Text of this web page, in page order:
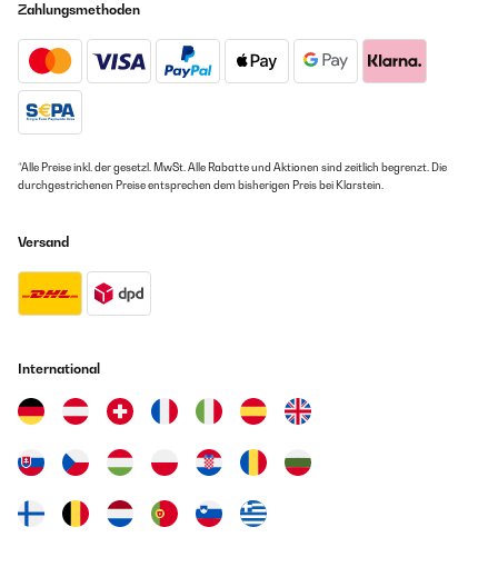
Zahlungsmethoden
*Alle Preise inkl. der gesetzl. MwSt. Alle Rabatte und Aktionen sind zeitlich begrenzt. Die
durchgestrichenen Preise entsprechen dem bisherigen Preis bei Klarstein.
Versand
International